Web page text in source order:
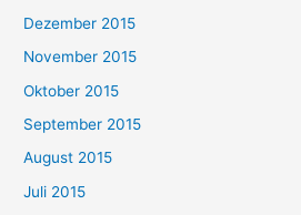
Dezember 2015
November 2015
Oktober 2015
September 2015
August 2015
Juli 2015